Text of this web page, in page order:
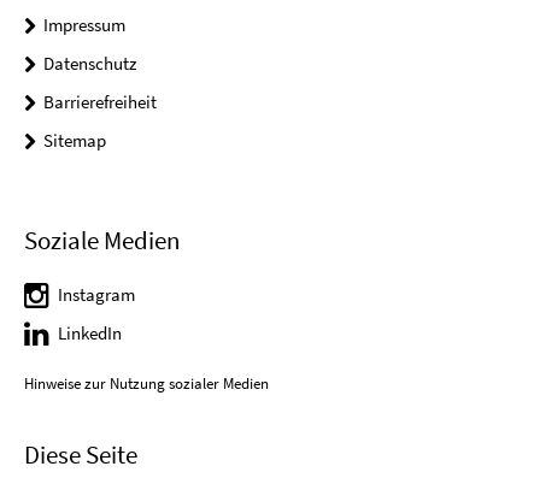
Impressum
Datenschutz
Barrierefreiheit
Sitemap
Soziale Medien
Instagram
LinkedIn
Hinweise zur Nutzung sozialer Medien
Diese Seite